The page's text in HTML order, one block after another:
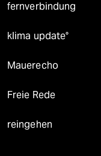
fernverbindung
klima update°
Mauerecho
Freie Rede
reingehen